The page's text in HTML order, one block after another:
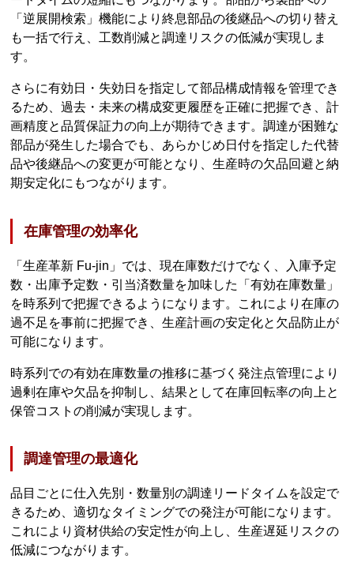
「逆展開検索」機能により終息部品の後継品への切り替え
も一括で行え、工数削減と調達リスクの低減が実現しま
す。
さらに有効日・失効日を指定して部品構成情報を管理でき
るため、過去・未来の構成変更履歴を正確に把握でき、計
画精度と品質保証力の向上が期待できます。調達が困難な
部品が発生した場合でも、あらかじめ日付を指定した代替
品や後継品への変更が可能となり、生産時の欠品回避と納
期安定化にもつながります。
在庫管理の効率化
「生産革新 Fu-jin」では、現在庫数だけでなく、入庫予定
数・出庫予定数・引当済数量を加味した「有効在庫数量」
を時系列で把握できるようになります。これにより在庫の
過不足を事前に把握でき、生産計画の安定化と欠品防止が
可能になります。
時系列での有効在庫数量の推移に基づく発注点管理により
過剰在庫や欠品を抑制し、結果として在庫回転率の向上と
保管コストの削減が実現します。
調達管理の最適化
品目ごとに仕入先別・数量別の調達リードタイムを設定で
きるため、適切なタイミングでの発注が可能になります。
これにより資材供給の安定性が向上し、生産遅延リスクの
低減につながります。